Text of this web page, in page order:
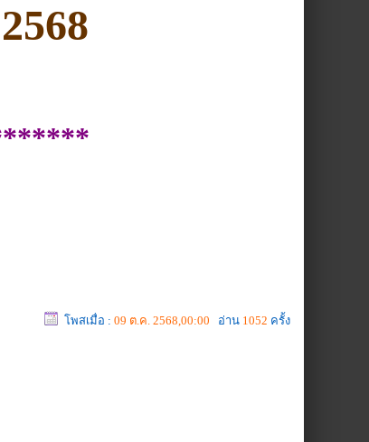
โพสเมื่อ : 09 ต.ค. 2568,00:00 อ่าน 1052 ครั้ง